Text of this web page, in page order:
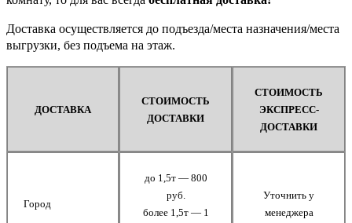
Доставка осуществляется до подъезда/места назначения/места
выгрузки, без подъема на этаж.
ДОСТАВКА
СТОИМОСТЬ
ДОСТАВКИ
СТОИМОСТЬ
ЭКСПРЕСС-
ДОСТАВКИ
Город
до 1,5т — 800
руб.
более 1,5т — 1
Уточнить у
менеджера